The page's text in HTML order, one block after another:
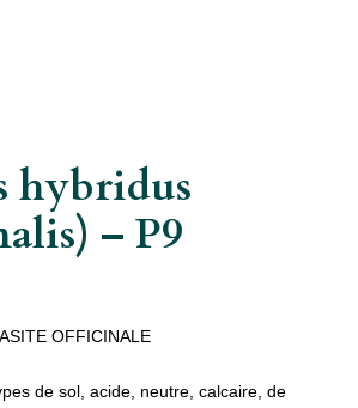
hybridus
– P9
OFFICINALE
de sol, acide, neutre, calcaire, de